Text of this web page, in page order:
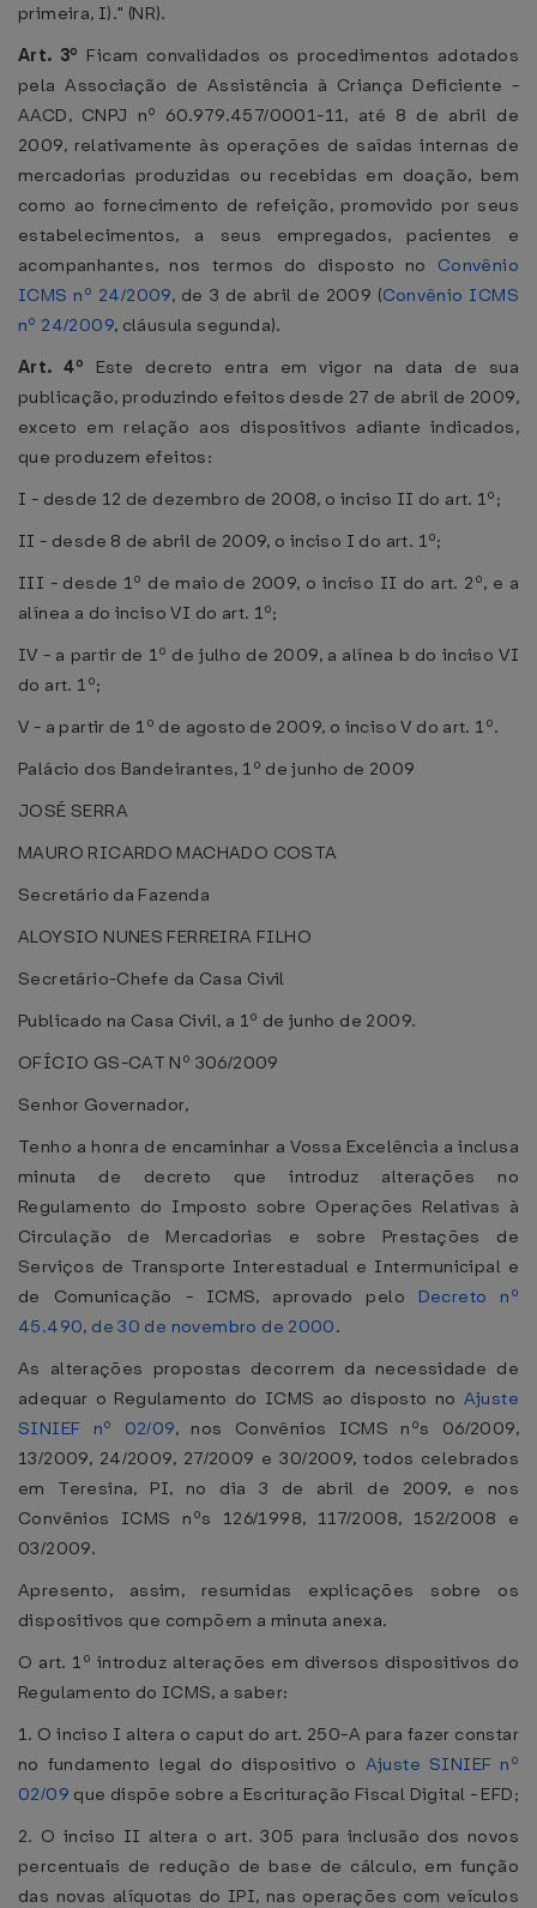
primeira, I)." (NR).
Art. 3º Ficam convalidados os procedimentos adotados
pela Associação de Assistência à Criança Deficiente -
AACD, CNPJ nº 60.979.457/0001-11, até 8 de abril de
2009, relativamente às operações de saídas internas de
mercadorias produzidas ou recebidas em doação, bem
como ao fornecimento de refeição, promovido por seus
estabelecimentos, a seus empregados, pacientes e
acompanhantes, nos termos do disposto no Convênio
ICMS nº 24/2009, de 3 de abril de 2009 (Convênio ICMS
nº 24/2009, cláusula segunda).
Art. 4º Este decreto entra em vigor na data de sua
publicação, produzindo efeitos desde 27 de abril de 2009,
exceto em relação aos dispositivos adiante indicados,
que produzem efeitos:
I - desde 12 de dezembro de 2008, o inciso II do art. 1º;
II - desde 8 de abril de 2009, o inciso I do art. 1º;
III - desde 1º de maio de 2009, o inciso II do art. 2º, e a
alínea a do inciso VI do art. 1º;
IV - a partir de 1º de julho de 2009, a alínea b do inciso VI
do art. 1º;
V - a partir de 1º de agosto de 2009, o inciso V do art. 1º.
Palácio dos Bandeirantes, 1º de junho de 2009
JOSÉ SERRA
MAURO RICARDO MACHADO COSTA
Secretário da Fazenda
ALOYSIO NUNES FERREIRA FILHO
Secretário-Chefe da Casa Civil
Publicado na Casa Civil, a 1º de junho de 2009.
OFÍCIO GS-CAT Nº 306/2009
Senhor Governador,
Tenho a honra de encaminhar a Vossa Excelência a inclusa
minuta de decreto que introduz alterações no
Regulamento do Imposto sobre Operações Relativas à
Circulação de Mercadorias e sobre Prestações de
Serviços de Transporte Interestadual e Intermunicipal e
de Comunicação - ICMS, aprovado pelo Decreto nº
45.490, de 30 de novembro de 2000.
As alterações propostas decorrem da necessidade de
adequar o Regulamento do ICMS ao disposto no Ajuste
SINIEF nº 02/09, nos Convênios ICMS nºs 06/2009,
13/2009, 24/2009, 27/2009 e 30/2009, todos celebrados
em Teresina, PI, no dia 3 de abril de 2009, e nos
Convênios ICMS nºs 126/1998, 117/2008, 152/2008 e
03/2009.
Apresento, assim, resumidas explicações sobre os
dispositivos que compõem a minuta anexa.
O art. 1º introduz alterações em diversos dispositivos do
Regulamento do ICMS, a saber:
1. O inciso I altera o caput do art. 250-A para fazer constar
no fundamento legal do dispositivo o Ajuste SINIEF nº
02/09 que dispõe sobre a Escrituração Fiscal Digital - EFD;
2. O inciso II altera o art. 305 para inclusão dos novos
percentuais de redução de base de cálculo, em função
das novas alíquotas do IPI, nas operações com veículos